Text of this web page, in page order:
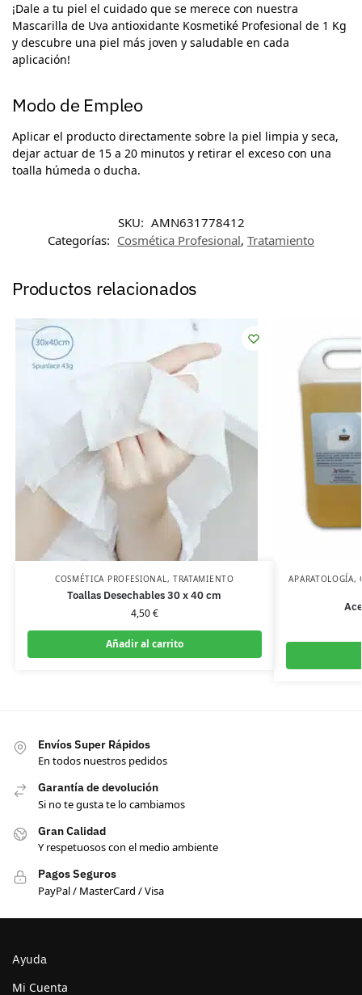
¡Dale a tu piel el cuidado que se merece con nuestra
Mascarilla de Uva antioxidante Kosmetiké Profesional de 1 Kg
y descubre una piel más joven y saludable en cada
aplicación!
Modo de Empleo
Aplicar el producto directamente sobre la piel limpia y seca,
dejar actuar de 15 a 20 minutos y retirar el exceso con una
toalla húmeda o ducha.
SKU: AMN631778412
Categorías: Cosmética Profesional, Tratamiento
Productos relacionados
COSMÉTICA PROFESIONAL, TRATAMIENTO
Toallas Desechables 30 x 40 cm
4,50€
Añadir al carrito
APARATOLOGÍA,
Envíos Super Rápidos
En todos nuestros pedidos
Garantía de devolución
Si no te gusta te lo cambiamos
Gran Calidad
Y respetuosos con el medio ambiente
Pagos Seguros
PayPal / MasterCard / Visa
Ayuda
Mi Cuenta